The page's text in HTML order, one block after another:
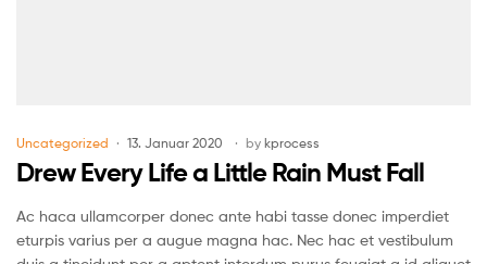
Uncategorized 13. Januar 2020 by kprocess
Drew Every Life a Little Rain Must Fall
Ac haca ullamcorper donec ante habi tasse donec imperdiet
eturpis varius per a augue magna hac. Nec hac et vestibulum